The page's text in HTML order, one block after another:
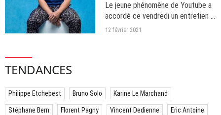
Le jeune phénomène de Youtube a
accordé ce vendredi un entretien à
puremedias.com.
12 février 2021
TENDANCES
Philippe Etchebest Bruno Solo Karine Le Marchand
Stéphane Bern Florent Pagny Vincent Dedienne Eric Antoine